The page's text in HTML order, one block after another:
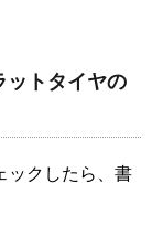
ットタイヤの
ックしたら、書